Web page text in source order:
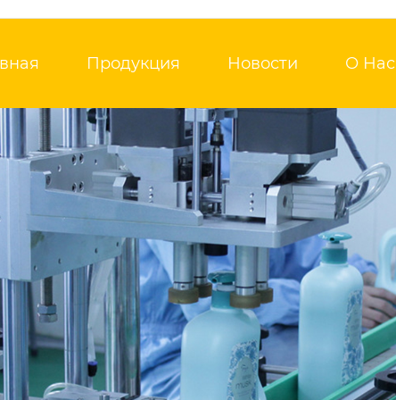
Продукция Новости О Нас